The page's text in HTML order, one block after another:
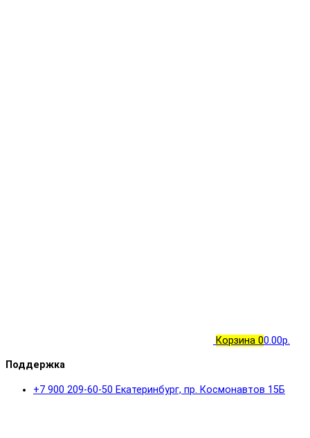
Корзина 00.00р.
Поддержка
+7 900 209-60-50 Екатеринбург, пр. Космонавтов 15Б